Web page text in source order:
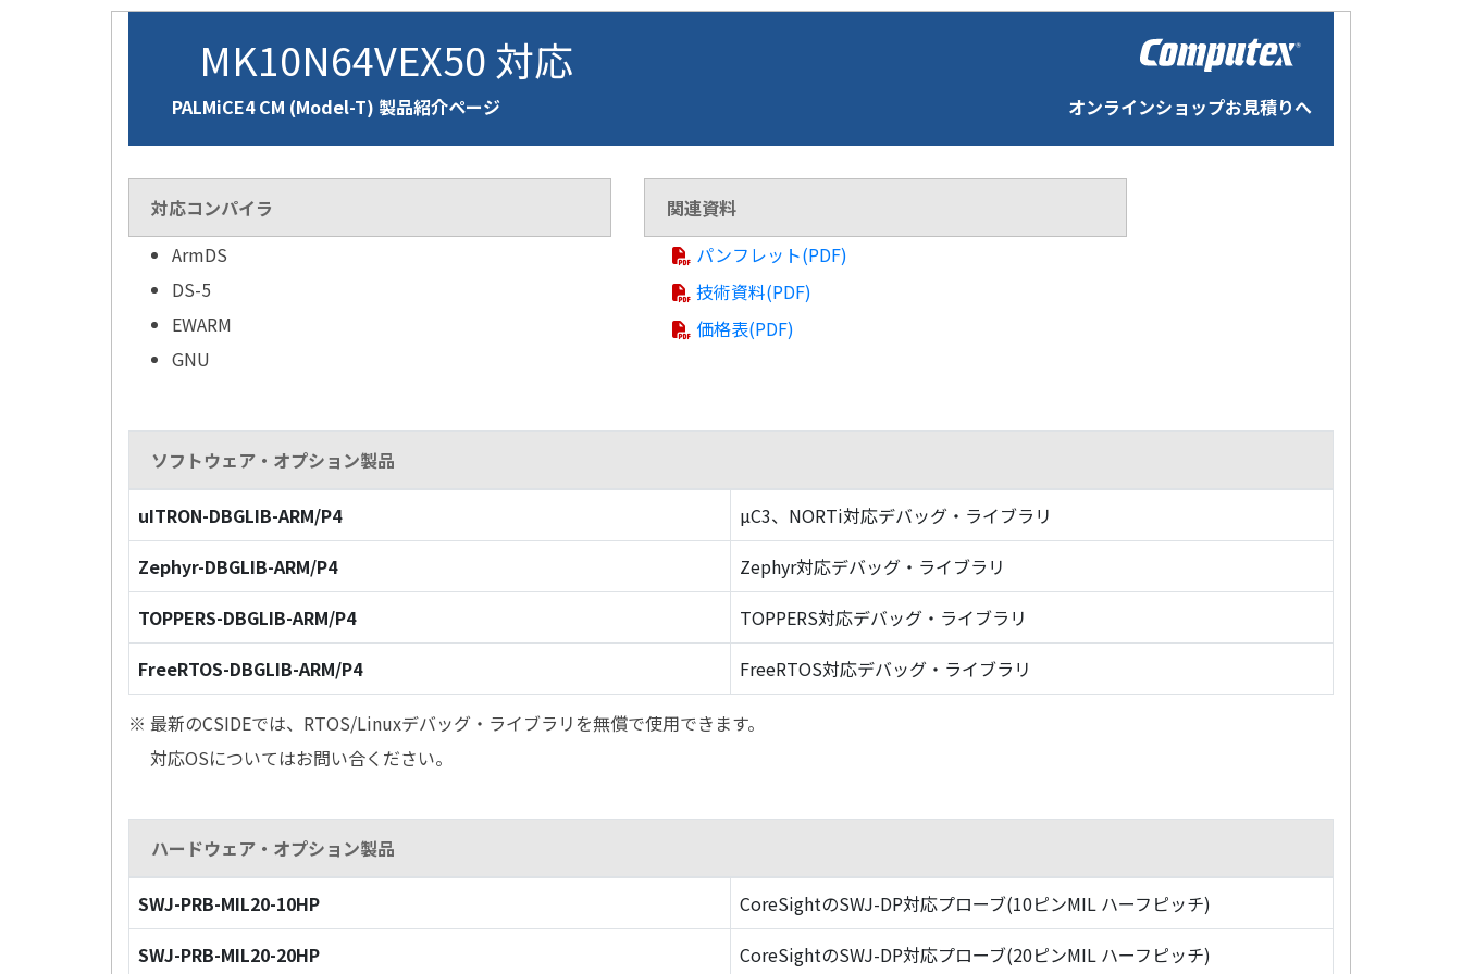
MK10N64VEX50 対応
PALMiCE4 CM (Model-T) 製品紹介ページ オンラインショップお見積りへ
対応コンパイラ
ArmDS
DS-5
EWARM
GNU
関連資料
パンフレット(PDF)
技術資料(PDF)
価格表(PDF)
ソフトウェア・オプション製品
uITRON-DBGLIB-ARM/P4
µC3、NORTi対応デバッグ・ライブラリ
Zephyr-DBGLIB-ARM/P4
Zephyr対応デバッグ・ライブラリ
TOPPERS-DBGLIB-ARM/P4
TOPPERS対応デバッグ・ライブラリ
FreeRTOS-DBGLIB-ARM/P4
FreeRTOS対応デバッグ・ライブラリ
※ 最新のCSIDEでは、RTOS/Linuxデバッグ・ライブラリを無償で使用できます。
対応OSについてはお問い合ください。
ハードウェア・オプション製品
SWJ-PRB-MIL20-10HP
CoreSightのSWJ-DP対応プローブ(10ピンMIL ハーフピッチ)
SWJ-PRB-MIL20-20HP
CoreSightのSWJ-DP対応プローブ(20ピンMIL ハーフピッチ)